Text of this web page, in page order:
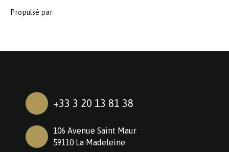
Propulsé par
+33 3 20 13 81 38
106 Avenue Saint Maur
59110 La Madeleine